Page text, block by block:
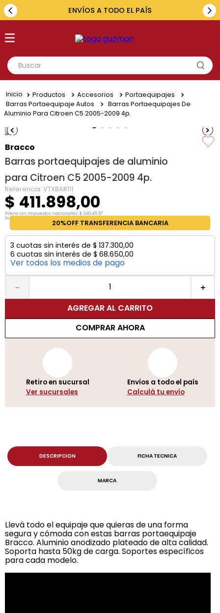
ENVÍOS A TODO EL PAÍS
Buscar
1.
toyota
3.
Productos Accesorios
Portaequipajes
Barras Portaequipaje Autos
Barras Portaequipajes De
Aluminio Para Citroen C5 2005-2009 4p.
Bracco
Barras portaequipajes de aluminio
para Citroen C5 2005-2009 4p.
Referencia: VTXBAR111
$ 411.898,00
Precio sin impuestos nacionales:$ 340.411,57
Precio por unidad:
20%OFF TRANSFERENCIA BANCARIA
3 cuotas sin interés de $ 137.300,00
6 cuotas sin interés de $ 68.650,00
Ver todos los medios de pago
＋
－
AGREGAR AL CARRITO
COMPRAR AHORA
Retiro en sucursal
Ver sucursales
Envíos a todo el país
Calculá tu envío
DESCRIPCION FICHA TECNICA
MARCA
Llevá todo el equipaje que quieras de una forma
segura y cómoda con estas barras portaequipaje
Bracco. Aluminio anodizado plateado de alta calidad.
Soporta hasta 50kg de carga. Soportes específicos
para cada modelo.